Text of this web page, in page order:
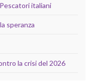
italiani
speranza
la crisi del 2026